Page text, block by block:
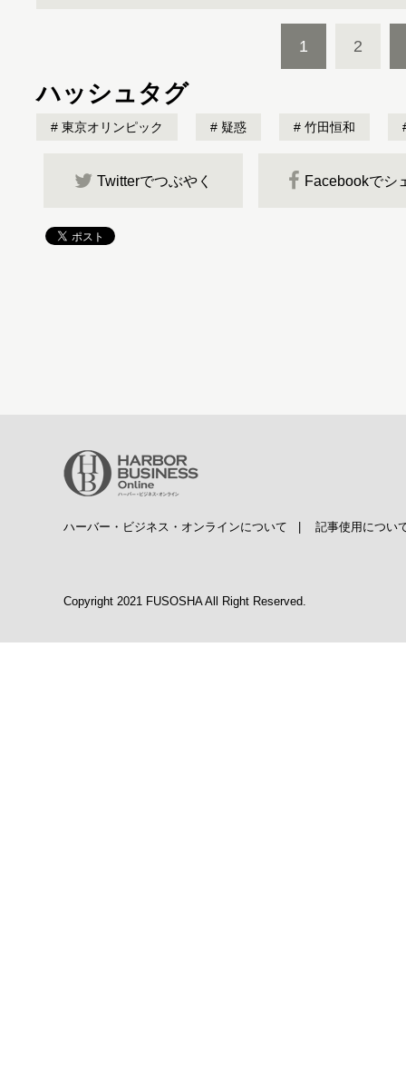
1 2
ハッシュタグ
東京オリンピック 疑惑 竹田恒和
Twitterでつぶやく Facebookでシ
ハーバー・ビジネス・オンラインについて 記事使用につい
Copyright 2021 FUSOSHA All Right Reserved.